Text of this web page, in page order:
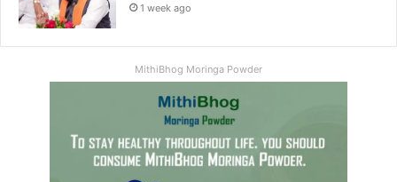
1 week ago
MithiBhog Moringa Powder